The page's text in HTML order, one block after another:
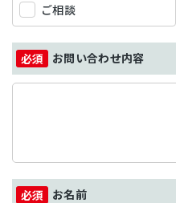
ご相談
お問い合わせ内容
お名前